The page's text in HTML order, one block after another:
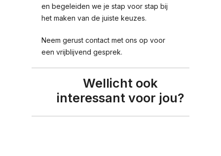
en begeleiden we je stap voor stap bij
het maken van de juiste keuzes.
Neem gerust contact met ons op voor
een vrijblijvend gesprek.
Wellicht ook
interessant voor jou?